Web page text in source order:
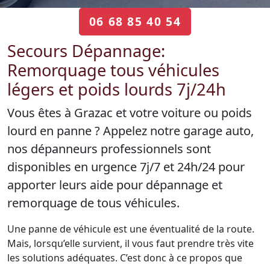
06 68 85 40 54
Secours Dépannage:
Remorquage tous véhicules
légers et poids lourds 7j/24h
Vous êtes à Grazac et votre voiture ou poids
lourd en panne ? Appelez notre garage auto,
nos dépanneurs professionnels sont
disponibles en urgence 7j/7 et 24h/24 pour
apporter leurs aide pour dépannage et
remorquage de tous véhicules.
Une panne de véhicule est une éventualité de la route.
Mais, lorsqu’elle survient, il vous faut prendre très vite
les solutions adéquates. C’est donc à ce propos que